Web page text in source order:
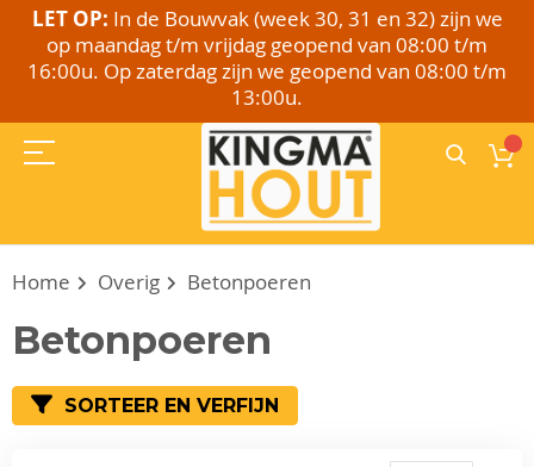
LET OP: In de Bouwvak (week 30, 31 en 32) zijn we
op maandag t/m vrijdag geopend van 08:00 t/m
16:00u. Op zaterdag zijn we geopend van 08:00 t/m
13:00u.
Home Overig Betonpoeren
Betonpoeren
SORTEER EN VERFIJN